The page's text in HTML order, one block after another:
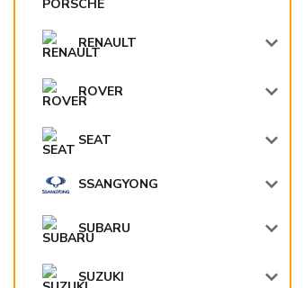
RENAULT
ROVER
SEAT
SSANGYONG
SUBARU
SUZUKI